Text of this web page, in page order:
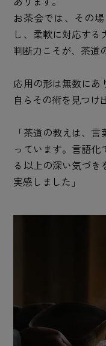
お茶会では、その
し、柔軟に対応す
判断力こそが、茶道
応用の形は無数にあ
自らその術を見つけ
「茶道の教えは、
っています。言語
る以上の深い気づ
実感しました」